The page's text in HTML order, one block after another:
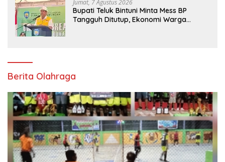
Jumat, 7 Agustus 2026
Bupati Teluk Bintuni Minta Mess BP
Tangguh Ditutup, Ekonomi Warga
Berita Olahraga